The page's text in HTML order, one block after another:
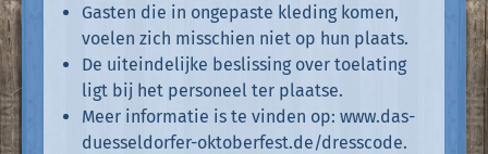
Gasten die in ongepaste kleding komen,
voelen zich misschien niet op hun plaats.
De uiteindelijke beslissing over toelating
ligt bij het personeel ter plaatse.
Meer informatie is te vinden op: www.das-
duesseldorfer-oktoberfest.de/dresscode.